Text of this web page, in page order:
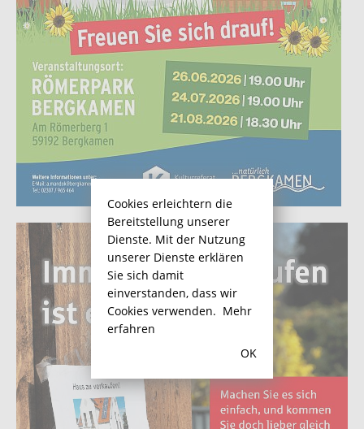
Cookies erleichtern die
Bereitstellung unserer
Dienste. Mit der Nutzung
unserer Dienste erklären
Sie sich damit
einverstanden, dass wir
Cookies verwenden. Mehr
erfahren
OK